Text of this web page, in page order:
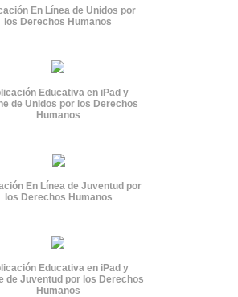
En Línea de Unidos por
los Derechos Humanos
Educativa en iPad y
de Unidos por los Derechos
Humanos
En Línea de Juventud por
los Derechos Humanos
Educativa en iPad y
de Juventud por los Derechos
Humanos